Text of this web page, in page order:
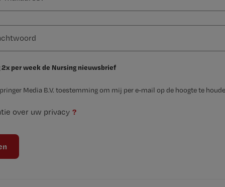
2x per week de Nursing nieuwsbrief
Media B.V. toestemming om mij per e-mail op de hoogte te
over uw privacy ?